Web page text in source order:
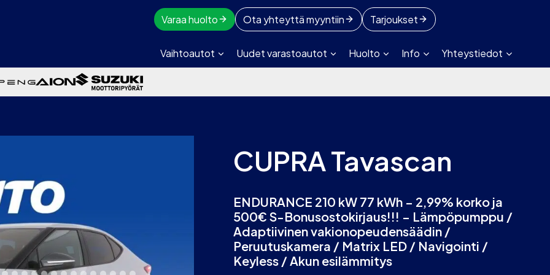
Varaa huolto Ota yhteyttä myyntiin Tarjoukset
Vaihtoautot Uudet varastoautot Huolto Info Yhteystiedot
CUPRA Tavascan
ENDURANCE 210 kW 77 kWh – 2,99% korko ja
500€ S-Bonusostokirjaus!!! – Lämpöpumppu /
Adaptiivinen vakionopeudensäädin /
Peruutuskamera / Matrix LED / Navigointi /
Keyless / Akun esilämmitys